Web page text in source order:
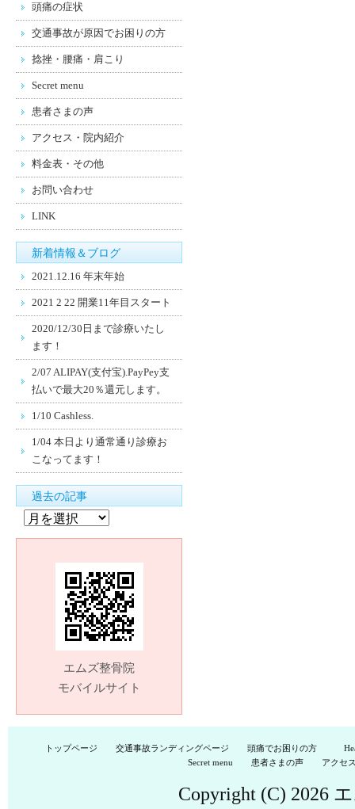
頭痛の症状
交通事故が原因でお困りの方
捻挫・腰痛・肩こり
Secret menu
患者さまの声
アクセス・院内紹介
料金表・その他
お問い合わせ
LINK
新着情報＆ブログ
2021.12.16 年末年始
2021 2 22 開業11年目スタート
2020/12/30日まで診療いたし
ます！
2/07 ALIPAY(支付宝).PayPey支
払いで最大20％還元します。
1/10 Cashless.
1/04 本日より通常通り診療お
こなってます！
過去の記事
去
エムズ整骨院
モバイルサイト
トップページ 交通事故ランディングページ 頭痛でお困りの方
Secret menu
患者さまの声 アクセ
Copyright (C) 2026